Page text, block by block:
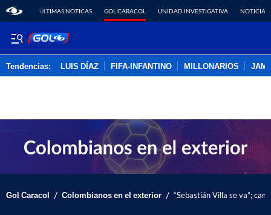
ÚLTIMAS NOTICAS GOL CARACOL UNIDAD INVESTIGATIVA NOTICIAS
Tendencias: LUIS DÍAZ FIFA-INFANTINO MILLONARIOS
Gol Caracol / Colombianos en el exterior / “Sebastián Villa se va”;